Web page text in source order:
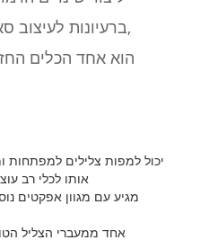
ברעיונות לעיצוב
יכול למפות צלילים למפתחות
אותו לכלי רב
מגיע עם מגוון אפקטים
אחד ממעברי הצליל